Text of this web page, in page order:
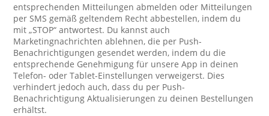
entsprechenden Mitteilungen abmelden oder Mitteilungen
per SMS gemäß geltendem Recht abbestellen, indem du
mit „STOP“ antwortest. Du kannst auch
Marketingnachrichten ablehnen, die per Push-
Benachrichtigungen gesendet werden, indem du die
entsprechende Genehmigung für unsere App in deinen
Telefon- oder Tablet-Einstellungen verweigerst. Dies
verhindert jedoch auch, dass du per Push-
Benachrichtigung Aktualisierungen zu deinen Bestellungen
erhältst.